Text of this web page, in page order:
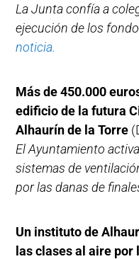
La Junta confía a
ejecución de los
noticia.
Más de 450.000
edificio de la futura
Alhaurín de la Torre
El Ayuntamiento
sistemas de
por las danas de
Un instituto de
las clases al aire